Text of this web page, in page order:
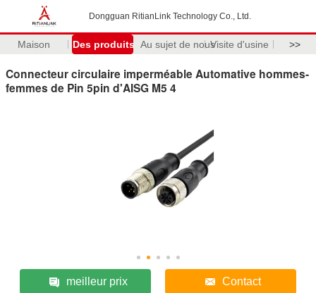
Dongguan RitianLink Technology Co., Ltd.
Maison Des produits Au sujet de nousVisite d'usine >>
Connecteur circulaire imperméable Automative hommes-
femmes de Pin 5pin d'AISG M5 4
meilleur prix Contact